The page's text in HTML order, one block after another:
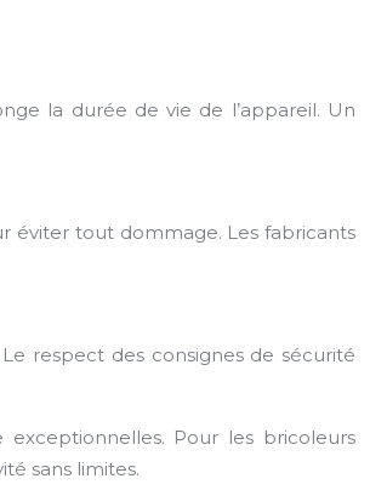
la durée de vie de l’appareil. Un
éviter tout dommage. Les fabricants
respect des consignes de sécurité
Pour les bricoleurs
sans limites.